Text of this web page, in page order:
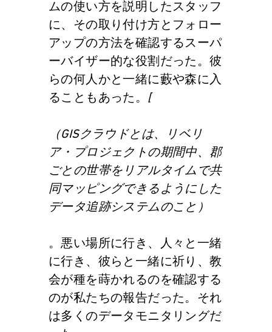
ムの使い方を説明したスタッフ
に、その取り付け方とフォロー
アップの方法を確認するスーパ
ーバイザー的な役割だった。彼
らの何人かと一緒に藪や森に入
ることもあった。 [
（GISクラウドとは、リベリ
ア・プロジェクトの期間中、郡
ごとの世帯をリアルタイムで共
同マッピングできるようにした
データ追跡システムのこと）
。悪い場所に行き、人々と一緒
に行き、彼らと一緒に祈り、教
会が種を蒔かれるのを確認する
のが私たちの報告だった。それ
は多くのデータモニタリングだ